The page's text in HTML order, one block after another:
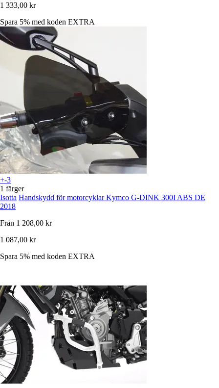
1 333,00 kr
Spara 5% med koden EXTRA
+-3
1 färger
Isotta Handskydd för motorcyklar Kymco G-DINK 300I ABS DE
2018
Från 1 208,00 kr
1 087,00 kr
Spara 5% med koden EXTRA